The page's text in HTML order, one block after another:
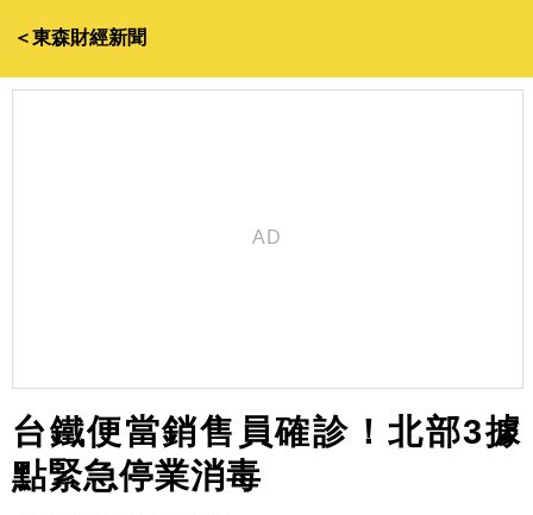
＜東森財經新聞
台鐵便當銷售員確診！北部3據
點緊急停業消毒